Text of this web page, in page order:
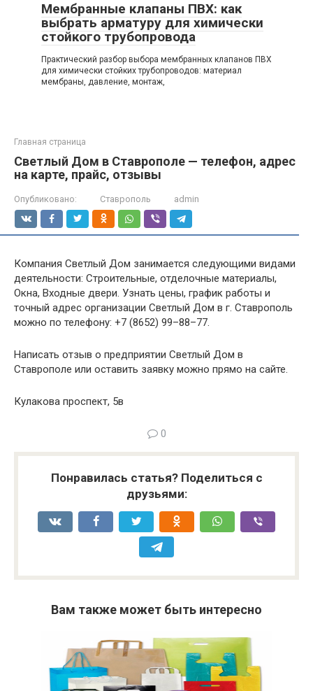
Мембранные клапаны ПВХ: как
выбрать арматуру для химически
стойкого трубопровода
Практический разбор выбора мембранных клапанов ПВХ
для химически стойких трубопроводов: материал
мембраны, давление, монтаж,
Главная страница
Светлый Дом в Ставрополе — телефон, адрес
на карте, прайс, отзывы
Опубликовано: Ставрополь admin
Компания Светлый Дом занимается следующими видами
деятельности: Строительные, отделочные материалы,
Окна, Входные двери. Узнать цены, график работы и
точный адрес организации Светлый Дом в г. Ставрополь
можно по телефону: +7 (8652) 99–88–77.
Написать отзыв о предприятии Светлый Дом в
Ставрополе или оставить заявку можно прямо на сайте.
Кулакова проспект, 5в
0
Понравилась статья? Поделиться с
друзьями:
Вам также может быть интересно